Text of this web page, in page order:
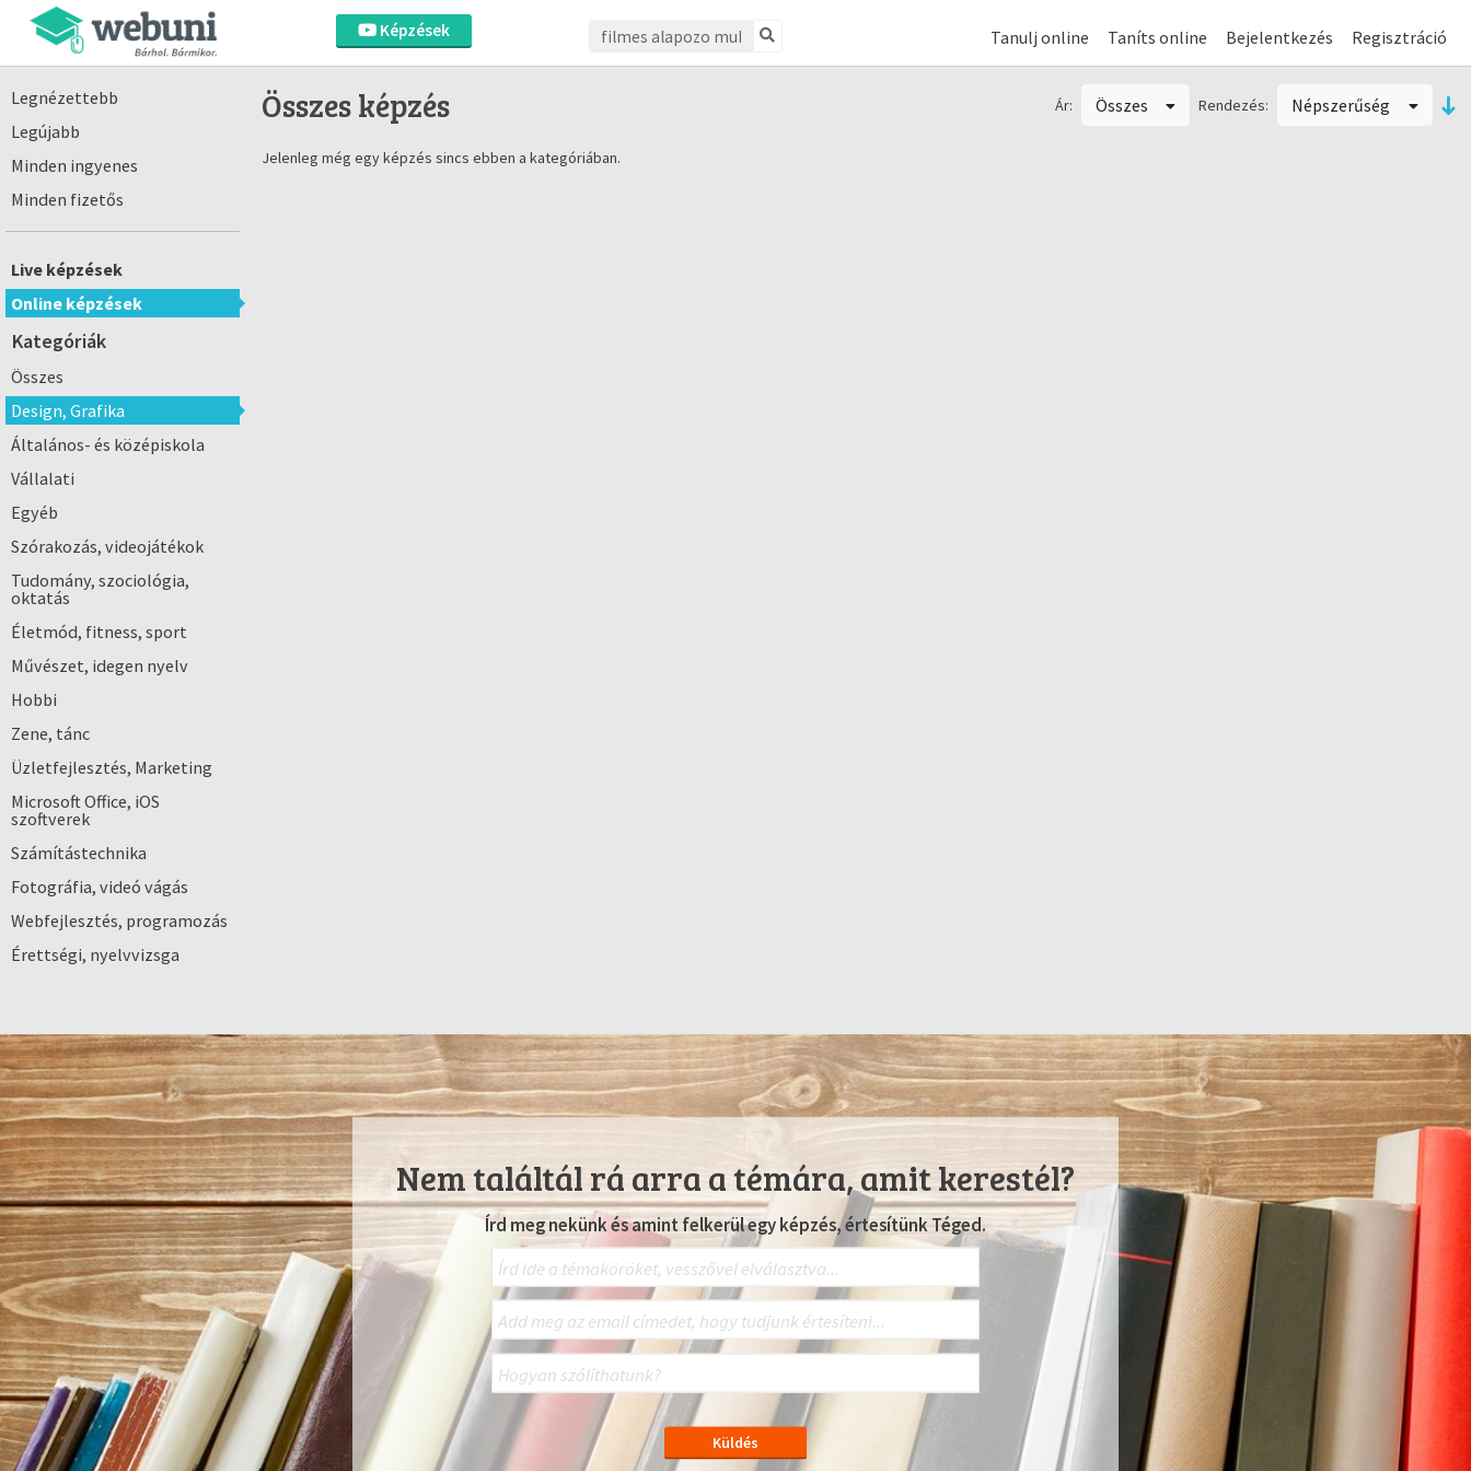
Képzések Tanulj online Taníts online Bejelentkezés Regisztráció
Legnézettebb
Legújabb
Minden ingyenes
Minden fizetős
Live képzések
Online képzések
Kategóriák
Összes
Design, Grafika
Általános- és középiskola
Vállalati
Egyéb
Szórakozás, videojátékok
Tudomány, szociológia,
oktatás
Életmód, fitness, sport
Művészet, idegen nyelv
Hobbi
Zene, tánc
Üzletfejlesztés, Marketing
Microsoft Office, iOS
szoftverek
Számítástechnika
Fotográfia, videó vágás
Webfejlesztés, programozás
Érettségi, nyelvvizsga
Összes képzés Ár: Összes Rendezés: Népszerűség
Jelenleg még egy képzés sincs ebben a kategóriában.
Nem találtál rá arra a témára, amit kerestél?
Írd meg nekünk és amint felkerül egy képzés, értesítünk Téged.